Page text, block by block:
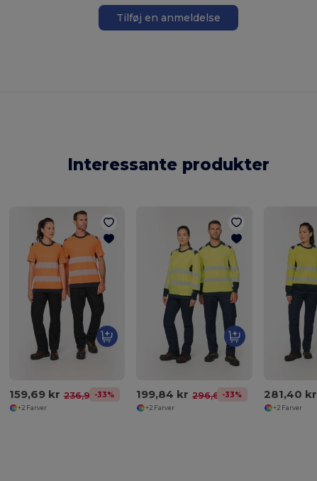
Tilføj en anmeldelse
Interessante produkter
159,69 kr 236,95 kr
-33%
+2 Farver
199,84 kr 296,67 kr
-33%
+2 Farver
281,40 kr
+2 Farver